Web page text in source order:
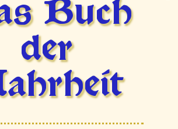
Buch
der